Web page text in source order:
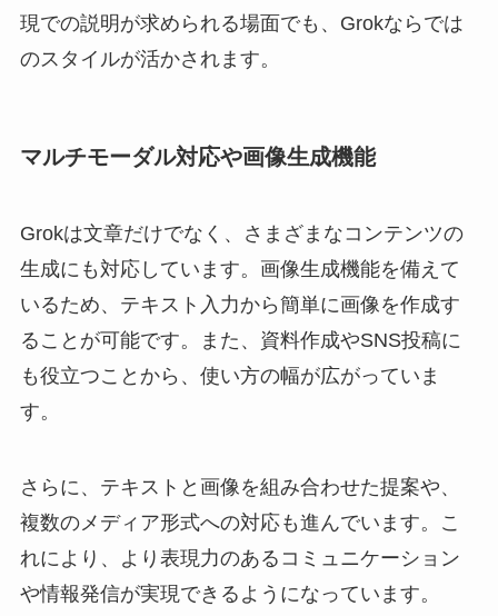
現での説明が求められる場面でも、Grokならでは
のスタイルが活かされます。
マルチモーダル対応や画像生成機能
Grokは文章だけでなく、さまざまなコンテンツの
生成にも対応しています。画像生成機能を備えて
いるため、テキスト入力から簡単に画像を作成す
ることが可能です。また、資料作成やSNS投稿に
も役立つことから、使い方の幅が広がっていま
す。
さらに、テキストと画像を組み合わせた提案や、
複数のメディア形式への対応も進んでいます。こ
れにより、より表現力のあるコミュニケーション
や情報発信が実現できるようになっています。